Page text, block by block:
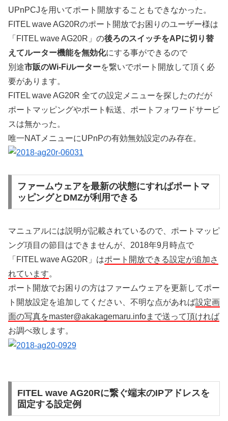
UPnPCJを用いてポート開放することもできなかった。
FITEL wave AG20Rのポート開放でお困りのユーザー様は
「FITEL wave AG20R」の後ろのスイッチをAPに切り替
えてルーター機能を無効化にする事ができるので
別途市販のWi-Fiルーターを繋いでポート開放して頂く必
要があります。
FITEL wave AG20R 全ての設定メニューを探したのだが
ポートマッピングやポート転送、ポートフォワードサービ
スは無かった。
唯一NATメニューにUPnPの有効無効設定のみ存在。
ファームウェアを最新の状態にすればポートマ
ッピングとDMZが利用できる
マニュアルには説明が記載されているので、ポートマッピ
ング項目の節目はできませんが、2018年9月時点で
「FITEL wave AG20R」はポート開放できる設定が追加さ
れています。
ポート開放でお困りの方はファームウェアを更新してポー
ト開放設定を追加してください、不明な点があれば設定画
面の写真をmaster@akakagemaru.infoまで送って頂ければ
お調べ致します。
FITEL wave AG20Rに繋ぐ端末のIPアドレスを
固定する設定例